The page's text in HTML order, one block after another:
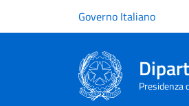
Governo Italiano
Presidenza